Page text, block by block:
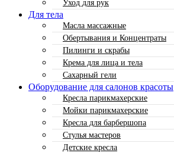
Уход для рук
Для тела
Масла массажные
Обертывания и Концентраты
Пилинги и скрабы
Крема для лица и тела
Сахарный гели
Оборудование для салонов красоты
Кресла парикмахерские
Мойки парикмахерские
Кресла для барбершопа
Стулья мастеров
Детские кресла